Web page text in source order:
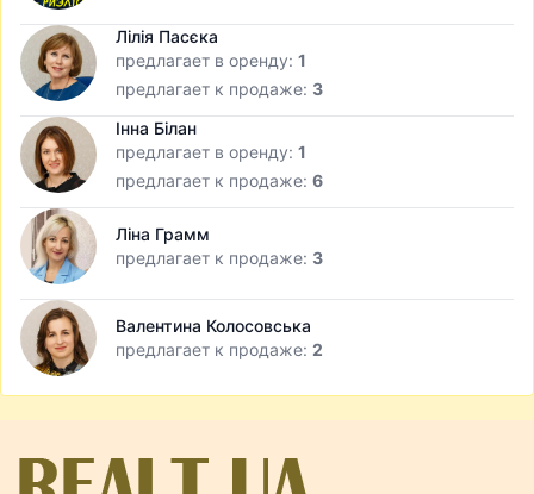
Лілія Пасєка
предлагает в оренду: 1
предлагает к продаже: 3
Інна Білан
предлагает в оренду: 1
предлагает к продаже: 6
Ліна Грамм
предлагает к продаже: 3
Валентина Колосовська
предлагает к продаже: 2